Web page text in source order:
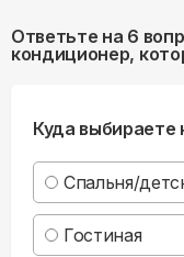
Ответьте на 6
кондиционер,
Куда выбираете
Спальня/
Гостиная